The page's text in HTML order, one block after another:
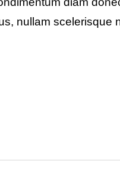
nullam scelerisque